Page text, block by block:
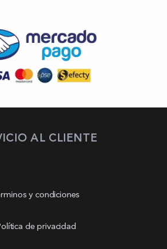
AL CLIENTE
y condiciones
de privacidad